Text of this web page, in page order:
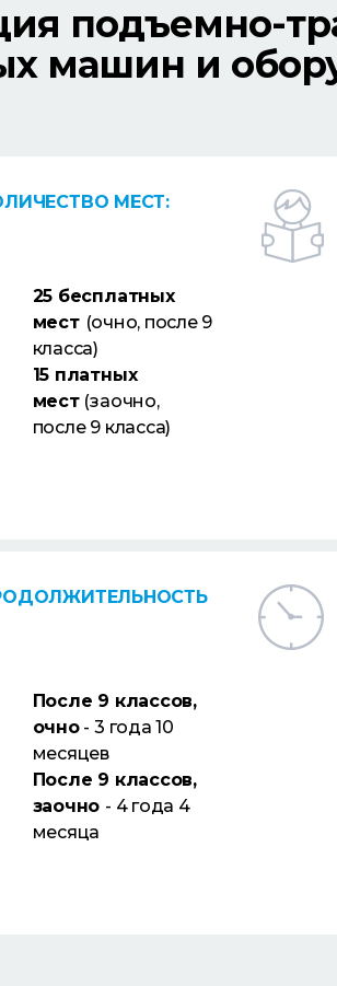
подъемно-
машин и
МЕСТ:
25 бесплатных
мест (очно, после 9
класса)
15 платных
мест(заочно,
после 9 класса)
После 9 классов,
очно- 3 года 10
месяцев
После 9 классов,
заочно - 4 года 4
месяца